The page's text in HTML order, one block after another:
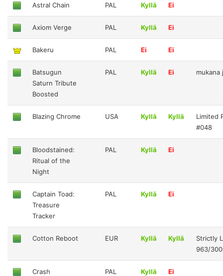
Astral Chain PAL Kyllä Ei
Axiom Verge PAL Kyllä Ei
Bakeru PAL Ei Ei
Batsugun
Saturn Tribute
Boosted
PAL Kyllä Ei mukana
Blazing Chrome USA Kyllä Kyllä
Limited
#048
Bloodstained:
Ritual of the
Night
PAL Kyllä Ei
Captain Toad:
Treasure
Tracker
PAL Kyllä Ei
Cotton Reboot EUR Kyllä Kyllä
Strictly
963/
Crash
PAL Kyllä Ei